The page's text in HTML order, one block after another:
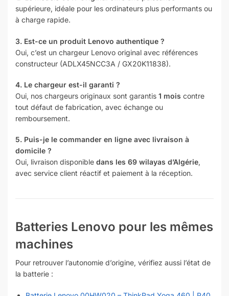
supérieure, idéale pour les ordinateurs plus performants ou
à charge rapide.
3. Est-ce un produit Lenovo authentique ?
Oui, c’est un chargeur Lenovo original avec références
constructeur (ADLX45NCC3A / GX20K11838).
4. Le chargeur est-il garanti ?
Oui, nos chargeurs originaux sont garantis 1 mois contre
tout défaut de fabrication, avec échange ou
remboursement.
5. Puis-je le commander en ligne avec livraison à
domicile ?
Oui, livraison disponible dans les 69 wilayas d’Algérie,
avec service client réactif et paiement à la réception.
Batteries Lenovo pour les mêmes
machines
Pour retrouver l’autonomie d’origine, vérifiez aussi l’état de
la batterie :